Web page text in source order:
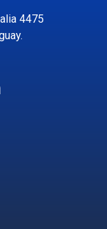
4475